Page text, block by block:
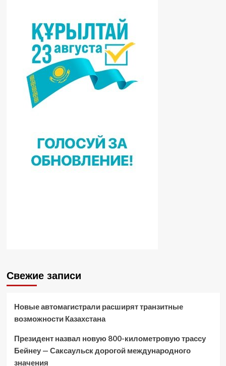
Свежие записи
Новые автомагистрали расширят транзитные
возможности Казахстана
Президент назвал новую 800-километровую трассу
Бейнеу — Саксаульск дорогой международного
значения